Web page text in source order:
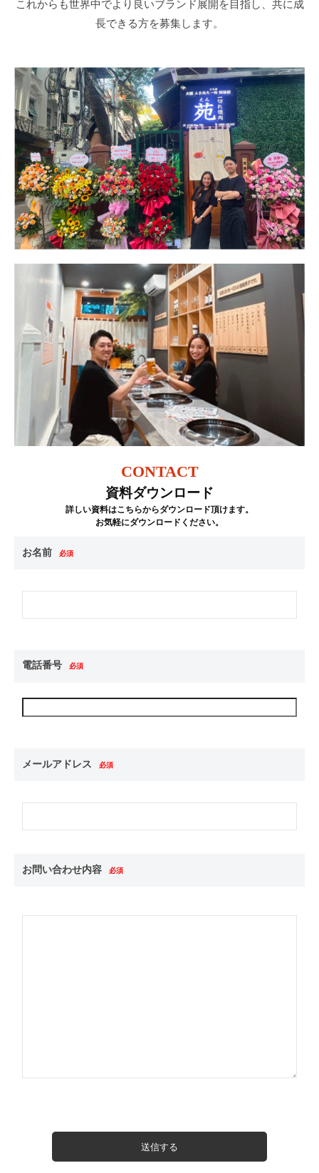
これからも世界中でより良いブランド展開を目指し、共に成
長できる方を募集します。
CONTACT
資料ダウンロード
詳しい資料はこちらからダウンロード頂けます。
お気軽にダウンロードください。
お名前 必須
電話番号必須
メールアドレス 必須
お問い合わせ内容必須